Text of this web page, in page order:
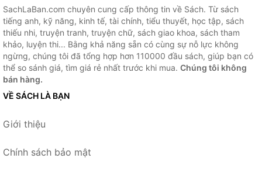
SachLaBan.com chuyên cung cấp thông tin về Sách. Từ sách
tiếng anh, kỹ năng, kinh tế, tài chính, tiểu thuyết, học tập, sách
thiếu nhi, truyện tranh, truyện chữ, sách giao khoa, sách tham
khảo, luyện thi... Bằng khả năng sẵn có cùng sự nỗ lực không
ngừng, chúng tôi đã tổng hợp hơn 110000 đầu sách, giúp bạn có
thể so sánh giá, tìm giá rẻ nhất trước khi mua. Chúng tôi không
bán hàng.
VỀ SÁCH LÀ BẠN
Giới thiệu
Chính sách bảo mật